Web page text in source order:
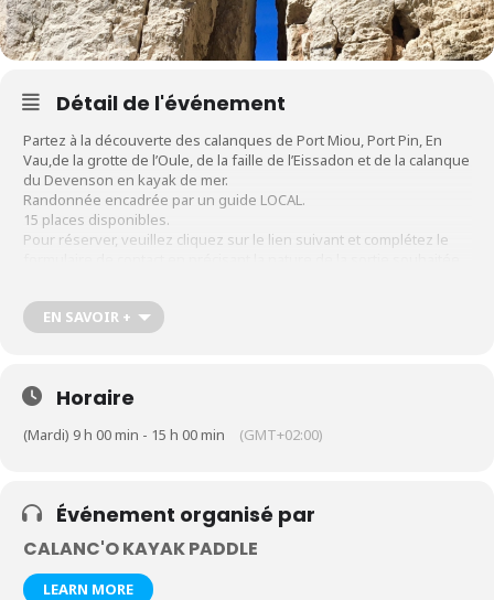
Détail de l'événement
Partez à la découverte des calanques de Port Miou, Port Pin, En
Vau,de la grotte de l’Oule, de la faille de l’Eissadon et de la calanque
du Devenson en kayak de mer.
Randonnée encadrée par un guide LOCAL.
15 places disponibles.
Pour réserver, veuillez cliquez sur le lien suivant et complétez le
paddle.com/contact-kayak-paddle-cassis-calanques
EN SAVOIR +
Horaire
(Mardi) 9 h 00 min - 15 h 00 min (GMT+02:00)
Événement organisé par
CALANC'O KAYAK PADDLE
LEARN MORE